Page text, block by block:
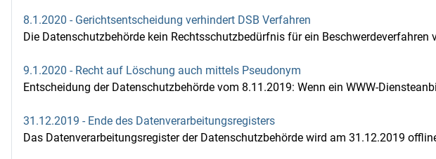
8.1.2020 - Gerichtsentscheidung verhindert DSB Verfahren
Die Datenschutzbehörde kein Rechtsschutzbedürfnis für ein Beschwerdeverfahren
9.1.2020 - Recht auf Löschung auch mittels Pseudonym
Entscheidung der Datenschutzbehörde vom 8.11.2019: Wenn ein WWW-
31.12.2019 - Ende des Datenverarbeitungsregisters
Das Datenverarbeitungsregister der Datenschutzbehörde wird am 31.12.2019